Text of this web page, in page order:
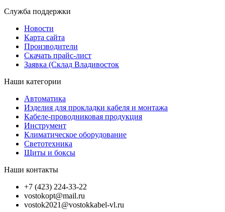
Служба поддержки
Новости
Карта сайта
Производители
Скачать прайс-лист
Заявка (Склад Владивосток
Наши категории
Автоматика
Изделия для прокладки кабеля и монтажа
Кабеле-проводниковая продукция
Инструмент
Климатическое оборудование
Светотехника
Щиты и боксы
Наши контакты
+7 (423) 224-33-22
vostokopt@mail.ru
vostok2021@vostokkabel-vl.ru